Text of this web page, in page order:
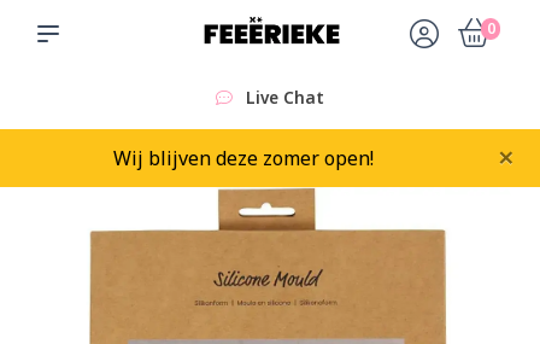
0
Live Chat
Wij blijven deze zomer open! ×